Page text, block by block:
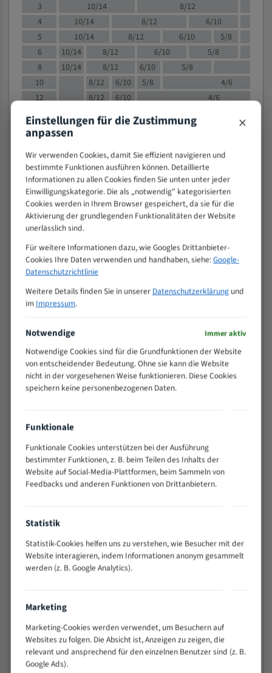
3
10/14 8/12
4
10/14 8/12 6/10
5
10/14 8/12 6/10
5/8
6
10/14 8/12 6/10
5/8
8
10/14 8/12 6/10 5/8
10
8/12 6/10 5/8
4/6
12
8/12 6/10
4/6
8/12 6/10
20
4/6
50
4/5
80
> 100
VOLLMATERIAL
Zoll (ZpZ))
>
25
10/14
15 - 40
8/12
25 - 50
50 - 120
80 - 180
3/4
130 -
350
2/3
150 -
600
> 500
0,75/1,25
Vorteile:
Vielseitiges Bandsägeblatt für verschiedenste
Widerstandsfähig gegen Zahnbruch auch bei
schwierigen Werkstücken (Materialmischung,
wechselnde Verbindungslängen)
Sehr geringe Vibration
Technische Beschreibung:
Positiver Spanwinkel
Bandkörper aus hochlegiertem Federstahl
Legierte HSS-beschichtete Zahnspitzen
Einstellungen für die Zustimmung
anpassen ×
Wir verwenden Cookies, damit Sie effizient navigieren und
bestimmte Funktionen ausführen können. Detaillierte
Informationen zu allen Cookies finden Sie unten unter jeder
Einwilligungskategorie. Die als „notwendig" kategorisierten
Cookies werden in Ihrem Browser gespeichert, da sie für die
Aktivierung der grundlegenden Funktionalitäten der Website
unerlässlich sind.
Für weitere Informationen dazu, wie Googles Drittanbieter-
Cookies Ihre Daten verwenden und handhaben, siehe:Google-
Datenschutzrichtlinie
Weitere Details finden Sie in unserer Datenschutzerklärungund
im Impressum.
Notwendige Immer aktiv
Notwendige Cookies sind für die Grundfunktionen der Website
von entscheidender Bedeutung. Ohne sie kann die Website
nicht in der vorgesehenen Weise funktionieren. Diese Cookies
speichern keine personenbezogenen Daten.
Funktionale
Funktionale Cookies unterstützen bei der Ausführung
bestimmter Funktionen, z. B. beim Teilen des Inhalts der
Website auf Social-Media-Plattformen, beim Sammeln von
Feedbacks und anderen Funktionen von Drittanbietern.
Statistik
Statistik-Cookies helfen uns zu verstehen, wie Besucher mit der
Website interagieren, indem Informationen anonym gesammelt
werden (z. B. Google Analytics).
Marketing
Marketing-Cookies werden verwendet, um Besuchern auf
Websites zu folgen. Die Absicht ist, Anzeigen zu zeigen, die
relevant und ansprechend für den einzelnen Benutzer sind (z. B.
Google Ads).